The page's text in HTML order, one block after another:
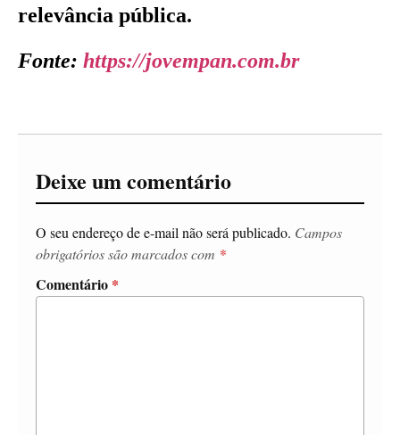
relevância pública.
Fonte: https://jovempan.com.br
Deixe um comentário
O seu endereço de e-mail não será publicado. Campos
obrigatórios são marcados com *
Comentário *